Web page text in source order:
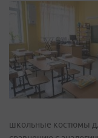
школьные костюмы